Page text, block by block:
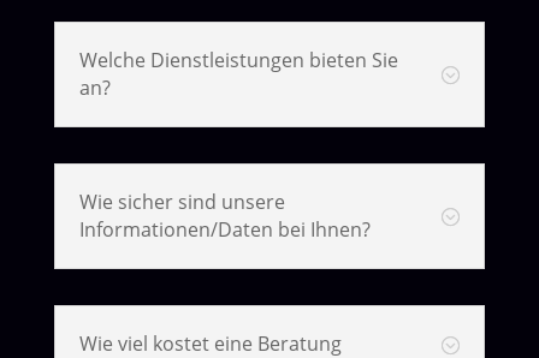
;
Welche Dienstleistungen bieten Sie
an?
;
Wie sicher sind unsere
Informationen/Daten bei Ihnen?
;
Wie viel kostet eine Beratung